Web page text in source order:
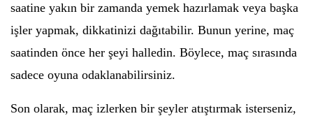
saatine yakın bir zamanda yemek hazırlamak veya başka
işler yapmak, dikkatinizi dağıtabilir. Bunun yerine, maç
saatinden önce her şeyi halledin. Böylece, maç sırasında
sadece oyuna odaklanabilirsiniz.
Son olarak, maç izlerken bir şeyler atıştırmak isterseniz,